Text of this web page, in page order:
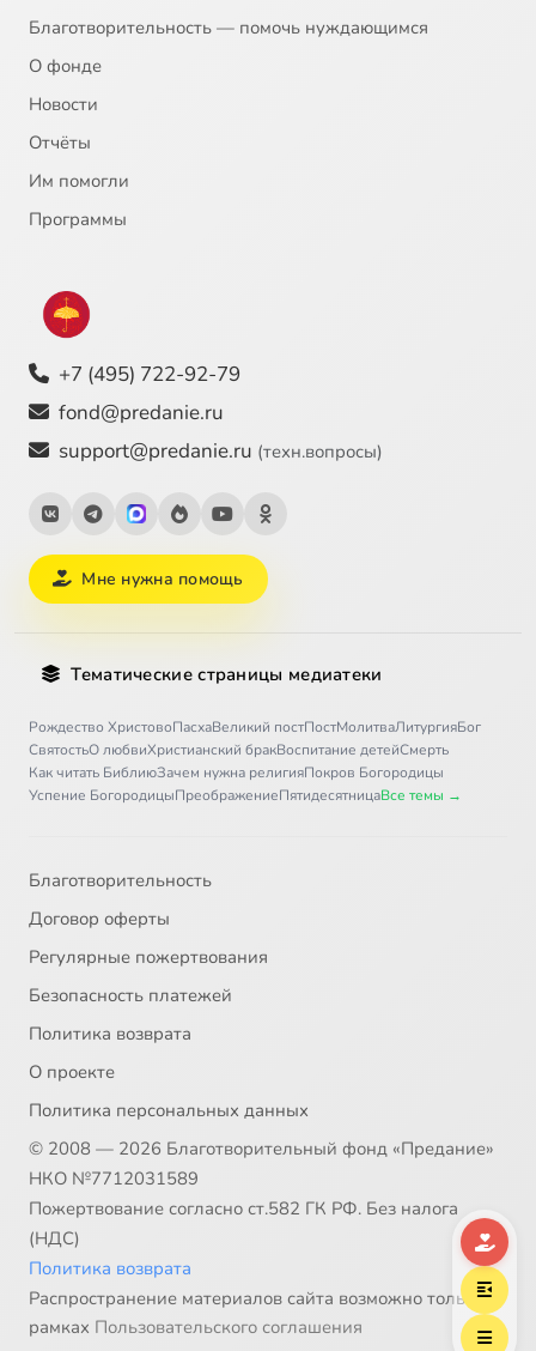
Благотворительность — помочь нуждающимся
О фонде
Новости
Отчёты
Им помогли
Программы
+7 (495) 722-92-79
fond@predanie.ru
support@predanie.ru (техн.вопросы)
Мне нужна помощь
Тематические страницы медиатеки
Рождество ХристовоПасхаВеликий постПостМолитваЛитургияБог
СвятостьО любвиХристианский бракВоспитание детейСмерть
Как читать БиблиюЗачем нужна религияПокров Богородицы
Успение БогородицыПреображениеПятидесятницаВсе темы →
Благотворительность
Договор оферты
Регулярные пожертвования
Безопасность платежей
Политика возврата
О проекте
Политика персональных данных
© 2008 — 2026 Благотворительный фонд «Предание»
НКО №7712031589
Пожертвование согласно ст.582 ГК РФ. Без налога
(НДС)
Политика возврата
Распространение материалов сайта возможно только в
рамках Пользовательского соглашения